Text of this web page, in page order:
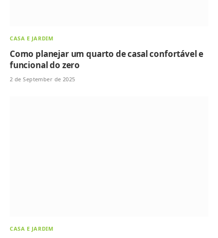
CASA E JARDIM
Como planejar um quarto de casal confortável e
funcional do zero
2 de September de 2025
CASA E JARDIM